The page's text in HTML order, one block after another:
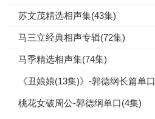
苏文茂精选相声集(43集)
马三立经典相声专辑(72集)
马季精选相声集(74集)
《丑娘娘(13集)》-郭德纲长篇单口
桃花女破周公-郭德纲单口(4集)